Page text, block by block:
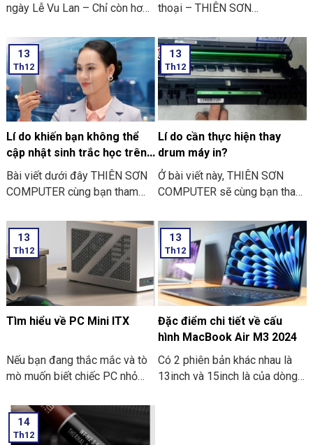
ngày Lễ Vu Lan – Chỉ còn hơn
ngày Vu Lan báo hiếu rồi.
THIÊN SƠN COMPUTER chia
sẻ với bạn về những việc nên
và không nên làm ngày Lễ Vu
Lan nhé.
thoại – THIÊN SƠN
khảo “các bước thực hiện cài
đặt sinh trắc học trên điện
thoại” nhé
13
Th12
Lí do khiến bạn không thể
cập nhật sinh trắc học trên
ứng dụng ngân hàng
Bài viết dưới đây THIÊN SƠN
COMPUTER cùng bạn tham
không thể cập nhật sinh trắc
học trên ứng dụng ngân hàng
thường gặp nhé:
13
Th12
Lí do cần thực hiện thay
drum máy in?
Ở bài viết này, THIÊN SƠN
COMPUTER sẽ cùng bạn tham
drum máy in là như thế nào
nhé?
13
Th12
Tìm hiểu về PC Mini ITX
Nếu bạn đang thắc mắc và tò
mò muốn biết chiếc PC nhỏ
nhiều nơi thì PC Mini ITX có
thể đáp ứng được nhu cầu đó.
Sau đây là một số thông tin
13
Th12
Đặc điểm chi tiết về cấu
hình MacBook Air M3 2024
Có 2 phiên bản khác nhau là
13inch và 15inch là của dòng
14
Th12